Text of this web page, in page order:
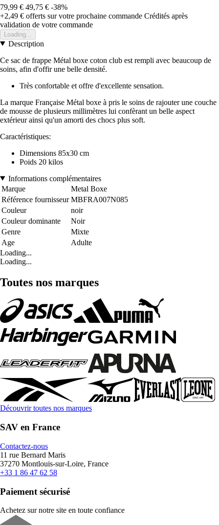
79,99 € 49,75 € -38%
+2,49 € offerts sur votre prochaine commande Crédités après
validation de votre commande
Loading...
Description
Ce sac de frappe Métal boxe coton club est rempli avec beaucoup de
soins, afin d'offir une belle densité.
Très confortable et offre d'excellente sensation.
La marque Française Métal boxe à pris le soins de rajouter une couche
de mousse de plusieurs millimètres lui confèrant un belle aspect
extérieur ainsi qu'un amorti des chocs plus soft.
Caractéristiques:
Dimensions 85x30 cm
Poids 20 kilos
Informations complémentaires
Marque
Metal Boxe
Référence fournisseur MBFRA007N085
Couleur
noir
Couleur dominante
Noir
Genre
Mixte
Age
Adulte
Loading...
Loading...
Toutes nos marques
Découvrir toutes nos marques
SAV en France
Contactez-nous
11 rue Bernard Maris
37270 Montlouis-sur-Loire, France
+33 1 86 47 62 58
Paiement sécurisé
Achetez sur notre site en toute confiance